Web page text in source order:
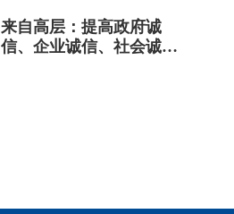
来自高层：提高政府诚
信、企业诚信、社会诚信